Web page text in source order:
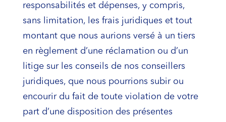
responsabilités et dépenses, y compris,
sans limitation, les frais juridiques et tout
montant que nous aurions versé à un tiers
en règlement d’une réclamation ou d’un
litige sur les conseils de nos conseillers
juridiques, que nous pourrions subir ou
encourir du fait de toute violation de votre
part d’une disposition des présentes